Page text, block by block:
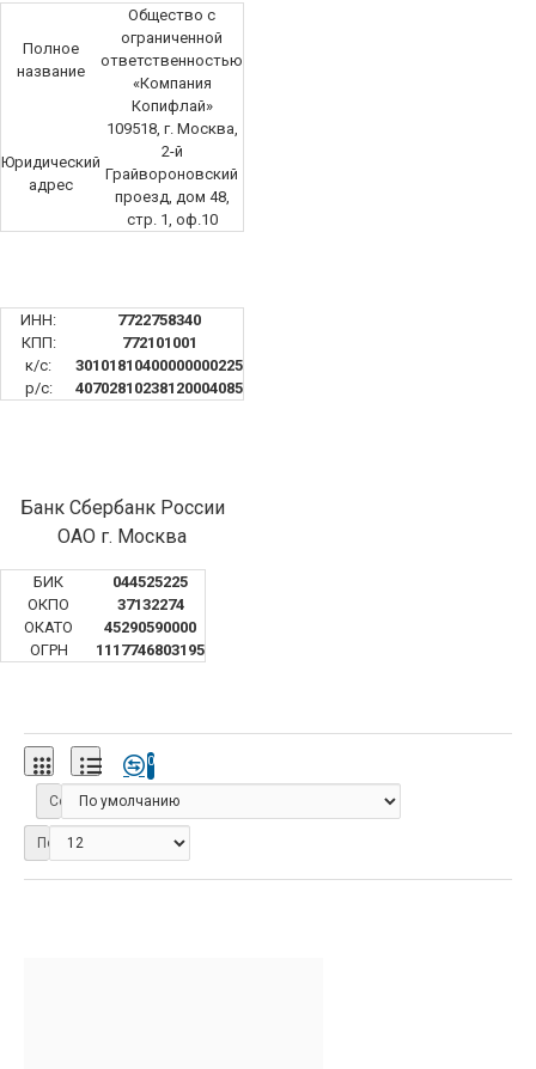
Полное
название
Общество с
ограниченной
ответственностью
«Компания
Копифлай»
Юридический
адрес
109518, г. Москва,
2-й
Грайвороновский
проезд, дом 48,
стр. 1, оф.10
ИНН:
7722758340
КПП:
772101001
к/с:
30101810400000000225
р/с:
40702810238120004085
Банк Сбербанк России
ОАО г. Москва
БИК
044525225
ОКПО
37132274
ОКАТО
45290590000
ОГРН
1117746803195
0
Сортировка:
Показать: